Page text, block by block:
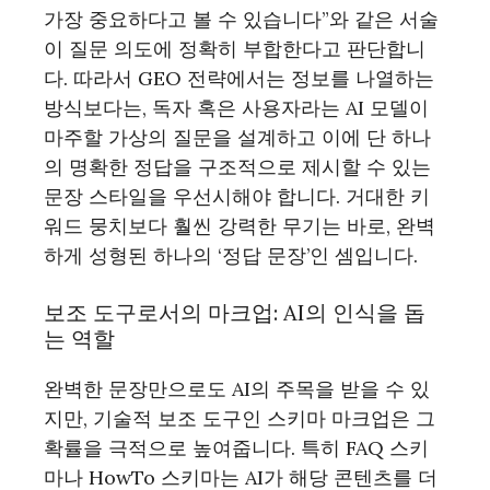
가장 중요하다고 볼 수 있습니다”와 같은 서술
이 질문 의도에 정확히 부합한다고 판단합니
다. 따라서 GEO 전략에서는 정보를 나열하는
방식보다는, 독자 혹은 사용자라는 AI 모델이
마주할 가상의 질문을 설계하고 이에 단 하나
의 명확한 정답을 구조적으로 제시할 수 있는
문장 스타일을 우선시해야 합니다. 거대한 키
워드 뭉치보다 훨씬 강력한 무기는 바로, 완벽
하게 성형된 하나의 ‘정답 문장’인 셈입니다.
보조 도구로서의 마크업: AI의 인식을 돕
는 역할
완벽한 문장만으로도 AI의 주목을 받을 수 있
지만, 기술적 보조 도구인 스키마 마크업은 그
확률을 극적으로 높여줍니다. 특히 FAQ 스키
마나 HowTo 스키마는 AI가 해당 콘텐츠를 더